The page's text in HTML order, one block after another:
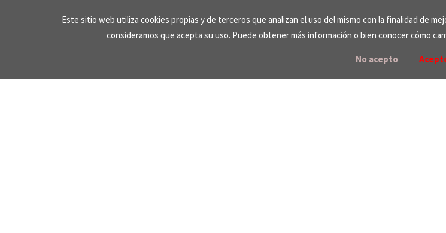
Este sitio web utiliza cookies propias y de terceros que analizan el uso del mismo con la finalidad de
consideramos que acepta su uso. Puede obtener más información o bien conocer cómo
No acepto